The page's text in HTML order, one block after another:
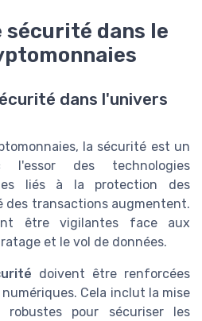
sécurité dans le
dans l'univers
la sécurité est un
l'essor des technologies
liés à la protection des
des transactions augmentent.
être vigilantes face aux
et le vol de données.
doivent être renforcées
Cela inclut la mise
pour sécuriser les